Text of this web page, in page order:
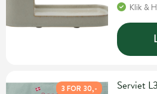
Klik &
3 FOR 30,- Serviet